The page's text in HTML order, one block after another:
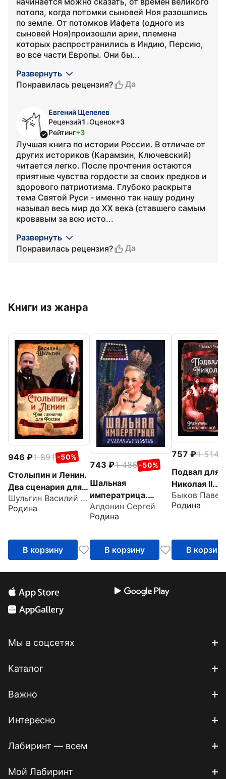
потопа, когда потомки сыновей Ноя разошлись
по земле. От потомков Иафета (одного из
сыновей Ноя)произошли арии, племена
которых распространились в Индию, Персию,
во все части Европы. Они бы...
Развернуть
Понравилась рецензия?
Да
Евгений Щепелев
Рецензий1 •Оценок+3
Рейтинг+3
Лучшая книга по истории России. В отличае от
других историков (Карамзин, Ключевский)
читается легко. После прочтения остаются
приятные чувства гордости за своих предков и
здорового патриотизма. Глубоко раскрыта
тема Святой Руси - именно так нашу родину
называл весь мир до XX века (ставшего самым
кровавым за всю исто...
Развернуть
Понравилась рецензия?
Да
Книги из жанра
946 1 891 -50%
Столыпин и Ленин.
Два сценария для
России
Шульгин Василий Витальевич
Родина
В корзину
743 1 486 -50%
Шальная
императрица.
Легенды и
анекдоты о
Алдонин Сергей
Родина
В корзину
757 1 514
Подвал для
Николая II.
Мемуары
Родина
В корзину
Мы в соцсетях
Каталог
Важно
Интересно
Лабиринт — всем
Мой Лабиринт